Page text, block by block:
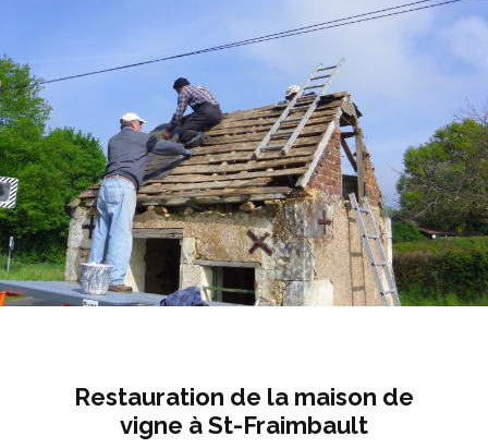
Restauration de la maison de
vigne à St-Fraimbault